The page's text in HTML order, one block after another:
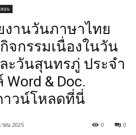
อน
งานวันภาษาไทย
จกรรมเนื่องในวัน
ะวันสุนทรภู่ ประจำ
& Doc.
าวน์โหลดที่นี่
ยน 2025 0
0